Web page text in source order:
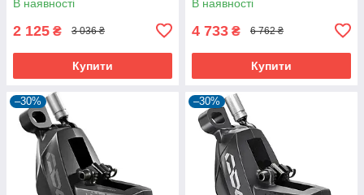
В наявності
2 125 ₴ 3 036 ₴
Купити
В наявності
4 733 ₴ 6 762 ₴
Купити
–30% –30%